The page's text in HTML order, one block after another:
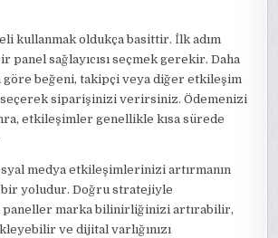
kullanmak oldukça basittir. İlk adım
panel sağlayıcısı seçmek gerekir. Daha
göre beğeni, takipçi veya diğer etkileşim
siparişinizi verirsiniz. Ödemenizi
etkileşimler genellikle kısa sürede
medya etkileşimlerinizi artırmanın
bir yoludur. Doğru stratejiyle
paneller marka bilinirliğinizi artırabilir,
ve dijital varlığınızı